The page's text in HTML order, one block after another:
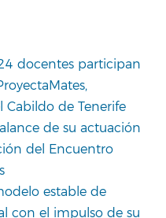
docentes participan
Cabildo de Tenerife
de su actuación
del Encuentro
estable de
con el impulso de su